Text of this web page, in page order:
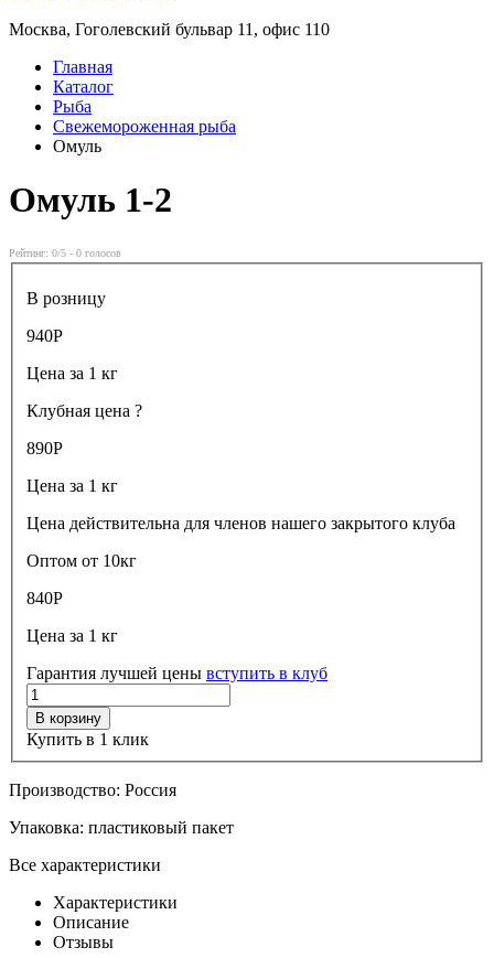
Москва, Гоголевский бульвар 11, офис 110
Главная
Каталог
Рыба
Свежемороженная рыба
Омуль
Омуль 1-2
Рейтинг: 0/5 - 0 голосов
В розницу
940Р
Цена за 1 кг
Клубная цена ?
890Р
Цена за 1 кг
Цена действительна для членов нашего закрытого клуба
Оптом от 10кг
840Р
Цена за 1 кг
Гарантия лучшей цены вступить в клуб
В корзину
Купить в 1 клик
Производство: Россия
Упаковка: пластиковый пакет
Все характеристики
Характеристики
Описание
Отзывы